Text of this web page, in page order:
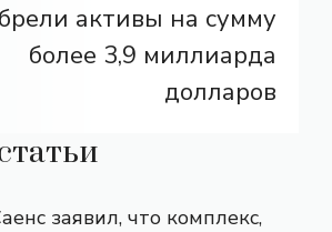
активы на сумму
более 3,9 миллиарда
долларов
заявил, что комплекс,